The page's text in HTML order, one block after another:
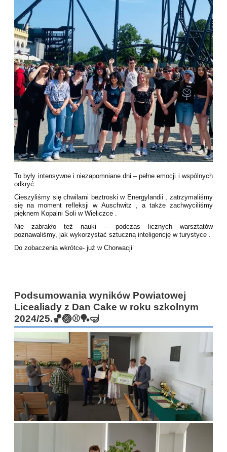
To były intensywne i niezapomniane dni – pełne emocji i wspólnych
odkryć.
Cieszyliśmy się chwilami beztroski w Energylandii , zatrzymaliśmy
się na moment refleksji w Auschwitz , a także zachwyciliśmy
pięknem Kopalni Soli w Wieliczce .
Nie zabrakło też nauki – podczas licznych warsztatów
poznawaliśmy, jak wykorzystać sztuczną inteligencję w turystyce .
Do zobaczenia wkrótce- już w Chorwacji
Podsumowania wyników Powiatowej
Licealiady z Dan Cake w roku szkolnym
2024/25.🏀🏐⚾️🏓🤿